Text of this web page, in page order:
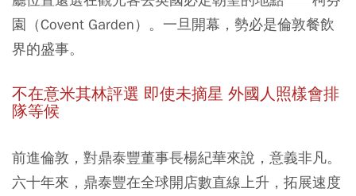
園（Covent Garden）。一旦開幕，勢必是倫敦餐飲
界的盛事。
不在意米其林評選 即使未摘星 外國人照樣會排
隊等候
前進倫敦，對鼎泰豐董事長楊紀華來說，意義非凡。
六十年來，鼎泰豐在全球開店數直線上升，拓展速度